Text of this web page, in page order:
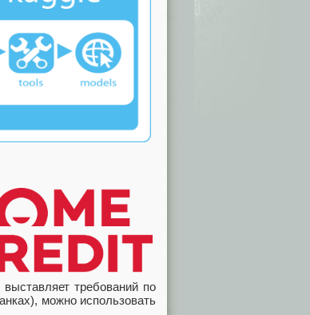
требований по
можно использовать